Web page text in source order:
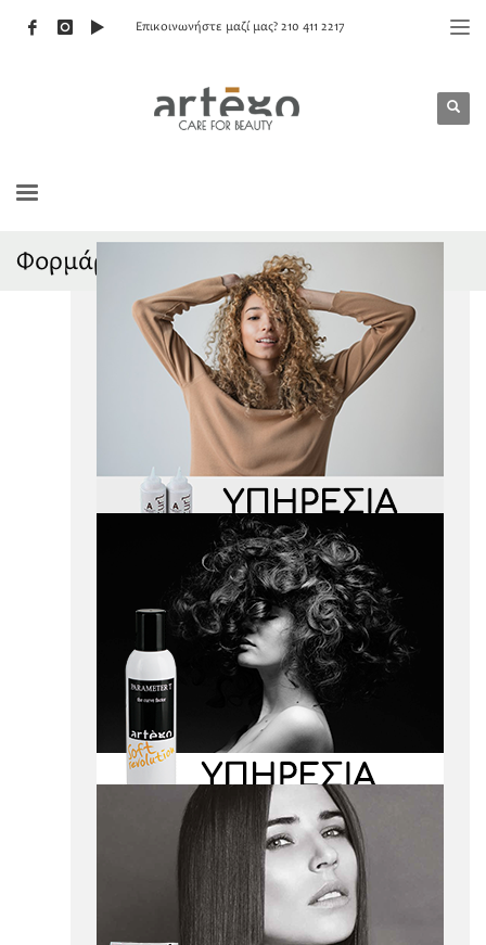
Επικοινωνήστε μαζί μας? 210 411 2217
Φορμάρισμα Μαλλιών